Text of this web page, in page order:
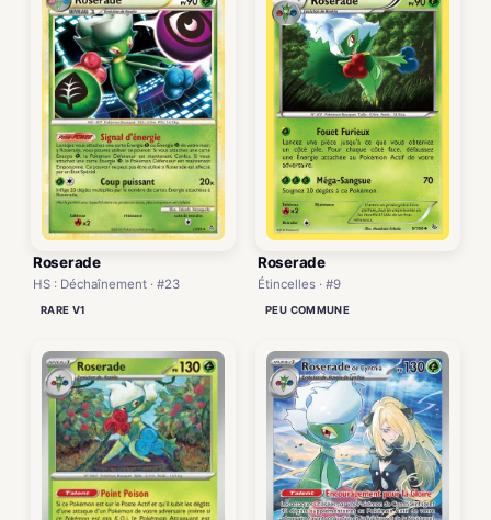
Roserade
HS : Déchaînement · #23
RARE V1
Roserade
Étincelles · #9
PEU COMMUNE